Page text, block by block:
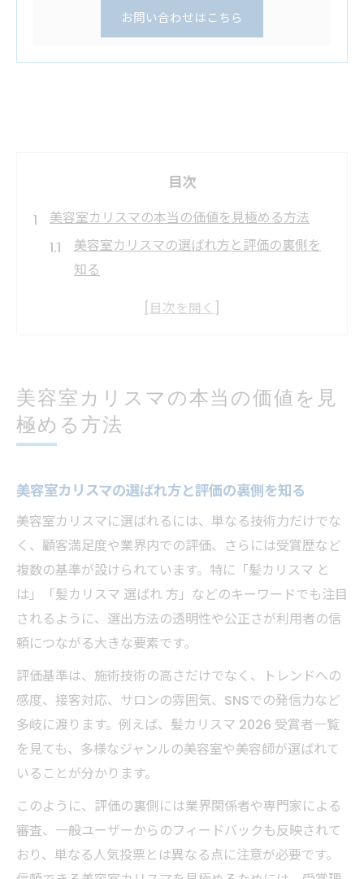
お問い合わせはこちら
目次
美容室カリスマの本当の価値を見極める方法
美容室カリスマの選ばれ方と評価の裏側を
知る
髪カリスマとは何か信頼性の見極め方
ぶ
美容室カリスマやらせ疑惑と透明性の重要
話題の美容室カリスマ選出基準を徹底検証
髪カリスマ歴代受賞者からみる評価傾向
美容室カリスマ受賞者一覧の信頼性の秘密
カミカリスマとは何か本質を解説
髪カリスマ2026受賞サロンの選ばれ方分析
信頼できるカリスマ美容師の選び方ガイド
美容室カリスマで信頼できる美容師を見抜
く
受賞歴や髪カリスマ受賞者一覧で比較する
コツ
髪カリスマ選ばれ方から見る実力の証明
ランキングやSNSだけに頼らない美容室選
び
美容室カリスマの歴代受賞者に学ぶ選択基
美容室カリスマの本当の価値を見
極める方法
美容室カリスマの選ばれ方と評価の裏側を知る
美容室カリスマに選ばれるには、単なる技術力だけでな
く、顧客満足度や業界内での評価、さらには受賞歴など
複数の基準が設けられています。特に「髪カリスマ と
は」「髪カリスマ 選ばれ 方」などのキーワードでも注目
されるように、選出方法の透明性や公正さが利用者の信
頼につながる大きな要素です。
評価基準は、施術技術の高さだけでなく、トレンドへの
感度、接客対応、サロンの雰囲気、SNSでの発信力など
多岐に渡ります。例えば、髪カリスマ 2026 受賞者一覧
を見ても、多様なジャンルの美容室や美容師が選ばれて
いることが分かります。
このように、評価の裏側には業界関係者や専門家による
審査、一般ユーザーからのフィードバックも反映されて
おり、単なる人気投票とは異なる点に注意が必要です。